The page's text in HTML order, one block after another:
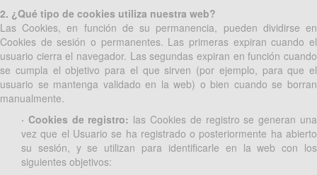
2. ¿Qué tipo de cookies utiliza nuestra web?
Las Cookies, en función de su permanencia, pueden dividirse en
Cookies de sesión o permanentes. Las primeras expiran cuando el
usuario cierra el navegador. Las segundas expiran en función cuando
se cumpla el objetivo para el que sirven (por ejemplo, para que el
usuario se mantenga validado en la web) o bien cuando se borran
manualmente.
· Cookies de registro: las Cookies de registro se generan una
vez que el Usuario se ha registrado o posteriormente ha abierto
su sesión, y se utilizan para identificarle en la web con los
siguientes objetivos: